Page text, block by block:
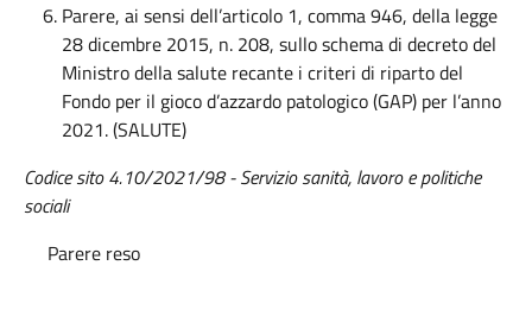
Parere, ai sensi dell’articolo 1, comma 946, della legge
28 dicembre 2015, n. 208, sullo schema di decreto del
Ministro della salute recante i criteri di riparto del
Fondo per il gioco d’azzardo patologico (GAP) per l’anno
2021. (SALUTE)
Codice sito4.10/2021/98 - Servizio sanità, lavoro e politiche
sociali
Parere reso